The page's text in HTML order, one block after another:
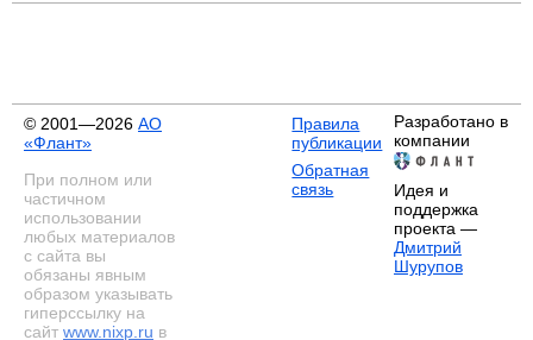
© 2001—2026 АО
«Флант»
При полном или
частичном
использовании
любых материалов
с сайта вы
обязаны явным
образом указывать
гиперссылку на
сайт www.nixp.ru в
Правила
публикации
Обратная
связь
Разработано в
компании
Идея и
поддержка
проекта —
Дмитрий
Шурупов